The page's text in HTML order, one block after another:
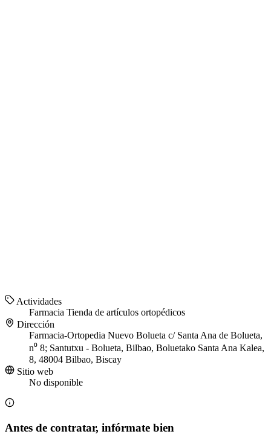
Actividades
Farmacia Tienda de artículos ortopédicos
Dirección
Farmacia-Ortopedia Nuevo Bolueta c/ Santa Ana de Bolueta,
n⁰ 8; Santutxu - Bolueta, Bilbao, Boluetako Santa Ana Kalea,
8, 48004 Bilbao, Biscay
Sitio web
No disponible
Antes de contratar, infórmate bien